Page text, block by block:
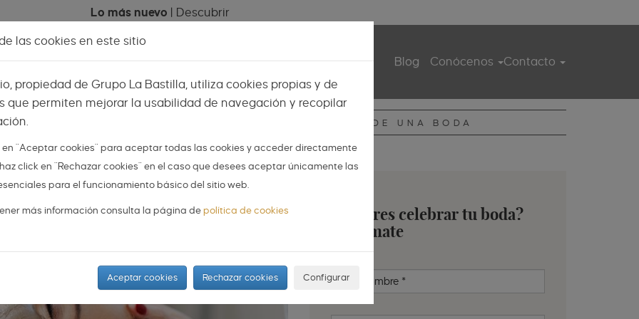
Lo más nuevo | Descubrir
Celebraciones Espacios Mi menú Visita guiada Blog Conócenos Contacto
DIARIO DE UNA BODA
belleza ¡deslumbrarás
¿Quieres celebrar tu boda?
Infórmate
Nombre *
las cookies en este sitio
propiedad de Grupo La Bastilla, utiliza cookies propias y de
que permiten mejorar la usabilidad de navegación y recopilar
en "Aceptar cookies" para aceptar todas las cookies y acceder directamente
click en "Rechazar cookies" en el caso que desees aceptar únicamente las
para el funcionamiento básico del sitio web.
más información consulta la página depolítica de cookies
Aceptar cookies Rechazar cookies Configurar